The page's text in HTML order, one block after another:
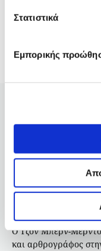
Στατιστικά
Εμπορικής
Από τα
τις
10.07.2025
Ο Τζον Μπερν-
και αρθρογράφος